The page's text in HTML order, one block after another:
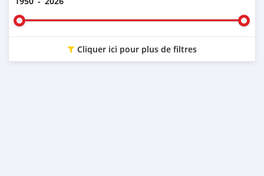
Cliquer ici pour plus de filtres